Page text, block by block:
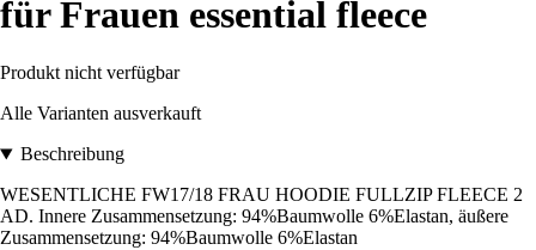
für Frauen essential fleece
Produkt nicht verfügbar
Alle Varianten ausverkauft
Beschreibung
WESENTLICHE FW17/18 FRAU HOODIE FULLZIP FLEECE 2
AD. Innere Zusammensetzung: 94%Baumwolle 6%Elastan, äußere
Zusammensetzung: 94%Baumwolle 6%Elastan